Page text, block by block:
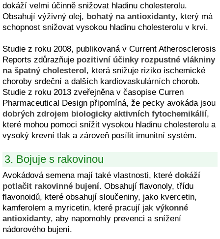
dokáží velmi účinně snižovat hladinu cholesterolu.
Obsahují výživný olej, bohatý na antioxidanty, který má
schopnost snižovat vysokou hladinu cholesterolu v krvi.
Studie z roku 2008, publikovaná v Current Atherosclerosis
Reports zdůrazňuje pozitivní účinky rozpustné vlákniny
na špatný cholesterol, která snižuje riziko ischemické
choroby srdeční a dalších kardiovaskulárních chorob.
Studie z roku 2013 zveřejněna v časopise Curren
Pharmaceutical Design připomíná, že pecky avokáda jsou
dobrých zdrojem biologicky aktivních fytochemikálií,
které mohou pomoci snížit vysokou hladinu cholesterolu a
vysoký krevní tlak a zároveň posílit imunitní systém.
3. Bojuje s rakovinou
Avokádová semena mají také vlastnosti, které dokáží
potlačit rakovinné bujení. Obsahují flavonoly, třídu
flavonoidů, které obsahují sloučeniny, jako kvercetin,
kamferolem a myricetin, které pracují jak výkonné
antioxidanty, aby napomohly prevenci a snížení
nádorového bujení.